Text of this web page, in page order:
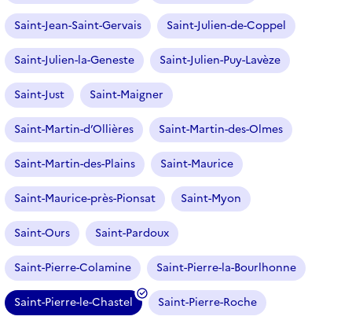
Saint-Jean-Saint-Gervais Saint-Julien-de-Coppel
Saint-Julien-la-Geneste Saint-Julien-Puy-Lavèze
Saint-Just Saint-Maigner
Saint-Martin-d’Ollières Saint-Martin-des-Olmes
Saint-Martin-des-Plains Saint-Maurice
Saint-Maurice-près-Pionsat Saint-Myon
Saint-Ours Saint-Pardoux
Saint-Pierre-Colamine Saint-Pierre-la-Bourlhonne
Saint-Pierre-le-Chastel
(
Saint-Pierre-Roche